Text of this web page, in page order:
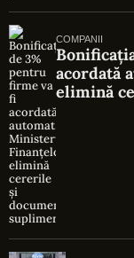
COMPANII
acordată
elimină